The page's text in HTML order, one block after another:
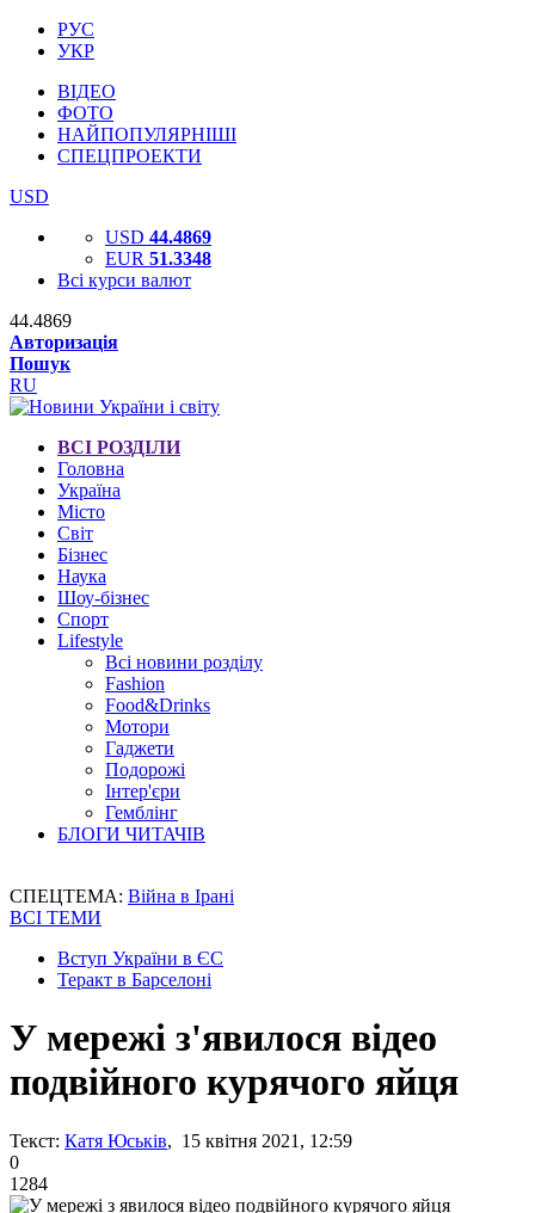
РУС
УКР
ВІДЕО
ФОТО
НАЙПОПУЛЯРНІШІ
СПЕЦПРОЕКТИ
USD
USD 44.4869
EUR 51.3348
Всі курси валют
44.4869
Авторизація
Пошук
RU
ВСІ РОЗДІЛИ
Головна
Україна
Місто
Світ
Бізнес
Наука
Шоу-бізнес
Спорт
Lifestyle
Всі новини розділу
Fashion
Food&Drinks
Мотори
Гаджети
Подорожі
Інтер'єри
Гемблінг
БЛОГИ ЧИТАЧІВ
СПЕЦТЕМА: Війна в Ірані
ВСІ ТЕМИ
Вступ України в ЄС
Теракт в Барселоні
У мережі з'явилося відео
подвійного курячого яйця
Текст: Катя Юськів, 15 квітня 2021, 12:59
0
1284